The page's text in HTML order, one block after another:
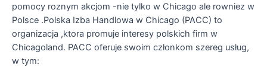
pomocy roznym akcjom -nie tylko w Chicago ale rowniez w
Polsce .Polska Izba Handlowa w Chicago (PACC) to
organizacja ,ktora promuje interesy polskich firm w
Chicagoland. PACC oferuje swoim członkom szereg usług,
w tym: